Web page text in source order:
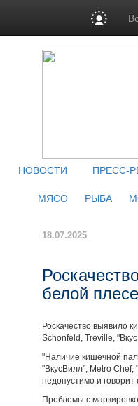
НОВОСТИ ПРЕСС-
МЯСО
РЫБА
18.07.2025
белой
Роскачество выявило
Schonfeld, Treville,
"Наличие кишечной
"ВкусВилл", Metro Chef,
недопустимо и
Проблемы с